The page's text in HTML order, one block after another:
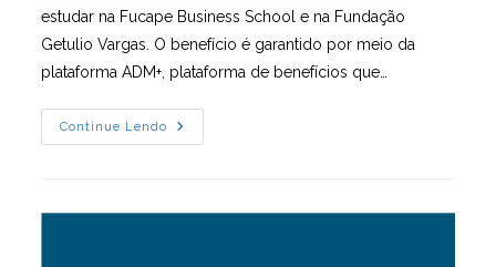
estudar na Fucape Business School e na Fundação
Getulio Vargas. O benefício é garantido por meio da
plataforma ADM+, plataforma de benefícios que…
Continue Lendo
O
Benefício